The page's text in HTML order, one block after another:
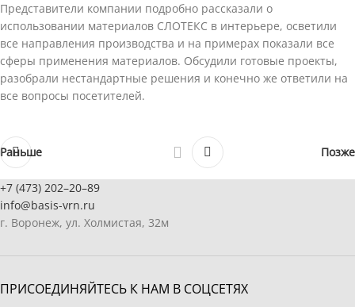
Представители компании подробно рассказали о
использовании материалов СЛОТЕКС в интерьере, осветили
все направления производства и на примерах показали все
сферы применения материалов. Обсудили готовые проекты,
разобрали нестандартные решения и конечно же ответили на
все вопросы посетителей.
Раньше Позже
+7 (473) 202–20–89
info@basis-vrn.ru
г. Воронеж, ул. Холмистая, 32м
ПРИСОЕДИНЯЙТЕСЬ К НАМ В СОЦСЕТЯХ